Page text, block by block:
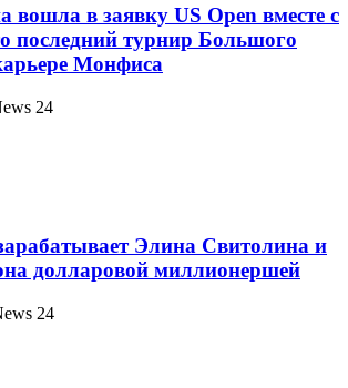
вошла в заявку US Open вместе с
последний турнир Большого
Монфиса
24
Элина Свитолина и
долларовой миллионершей
24